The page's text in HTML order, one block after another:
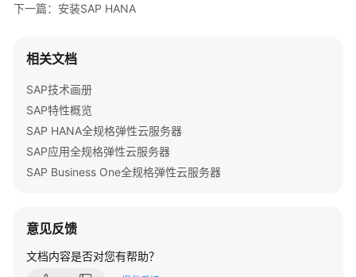
SAP
指
（专
属
云）
方
开
系
下一篇：安装SAP HANA
相关文档
SAP技术画册
SAP特性概览
SAP HANA全规格弹性云服务器
SAP应用全规格弹性云服务器
SAP Business One全规格弹性云服务器
意见反馈
文档内容是否对您有帮助？